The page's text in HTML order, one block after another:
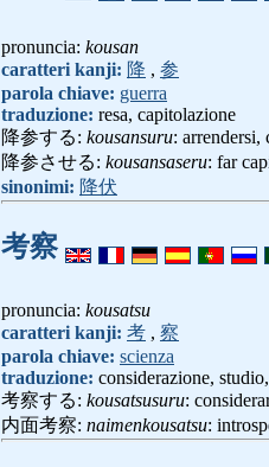
pronuncia: kousan
caratteri kanji: 降 , 参
parola chiave: guerra
traduzione: resa, capitolazione
降参する: kousansuru: arrendersi,
降参させる: kousansaseru: far
sinonimi: 降伏
考察
pronuncia: kousatsu
caratteri kanji: 考 , 察
parola chiave: scienza
traduzione: considerazione,
考察する: kousatsusuru:
内面考察: naimenkousatsu: